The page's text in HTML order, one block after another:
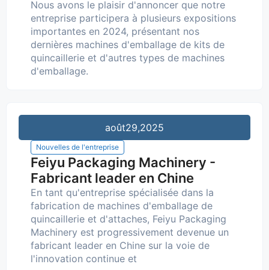
Nous avons le plaisir d'annoncer que notre
entreprise participera à plusieurs expositions
importantes en 2024, présentant nos
dernières machines d'emballage de kits de
quincaillerie et d'autres types de machines
d'emballage.
août29,2025
Nouvelles de l'entreprise
Feiyu Packaging Machinery -
Fabricant leader en Chine
En tant qu'entreprise spécialisée dans la
fabrication de machines d'emballage de
quincaillerie et d'attaches, Feiyu Packaging
Machinery est progressivement devenue un
fabricant leader en Chine sur la voie de
l'innovation continue et